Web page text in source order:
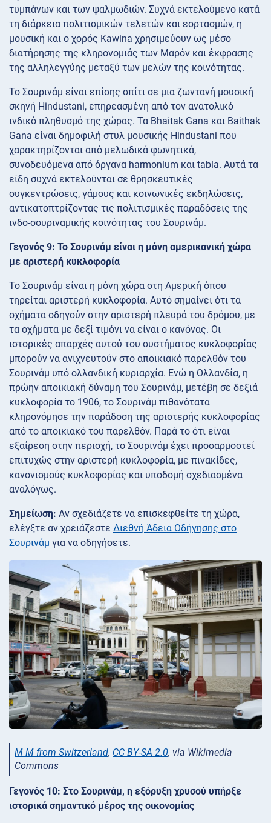
τυμπάνων και των ψαλμωδιών. Συχνά εκτελούμενο κατά
τη διάρκεια πολιτισμικών τελετών και εορτασμών, η
μουσική και ο χορός Kawina χρησιμεύουν ως μέσο
διατήρησης της κληρονομιάς των Μαρόν και έκφρασης
της αλληλεγγύης μεταξύ των μελών της κοινότητας.
Το Σουρινάμ είναι επίσης σπίτι σε μια ζωντανή μουσική
σκηνή Hindustani, επηρεασμένη από τον ανατολικό
ινδικό πληθυσμό της χώρας. Τα Bhaitak Gana και Baithak
Gana είναι δημοφιλή στυλ μουσικής Hindustani που
χαρακτηρίζονται από μελωδικά φωνητικά,
συνοδευόμενα από όργανα harmonium και tabla. Αυτά τα
είδη συχνά εκτελούνται σε θρησκευτικές
συγκεντρώσεις, γάμους και κοινωνικές εκδηλώσεις,
αντικατοπτρίζοντας τις πολιτισμικές παραδόσεις της
ινδο-σουριναμικής κοινότητας του Σουρινάμ.
Γεγονός 9: Το Σουρινάμ είναι η μόνη αμερικανική χώρα
με αριστερή κυκλοφορία
Το Σουρινάμ είναι η μόνη χώρα στη Αμερική όπου
τηρείται αριστερή κυκλοφορία. Αυτό σημαίνει ότι τα
οχήματα οδηγούν στην αριστερή πλευρά του δρόμου, με
τα οχήματα με δεξί τιμόνι να είναι ο κανόνας. Οι
ιστορικές απαρχές αυτού του συστήματος κυκλοφορίας
μπορούν να ανιχνευτούν στο αποικιακό παρελθόν του
Σουρινάμ υπό ολλανδική κυριαρχία. Ενώ η Ολλανδία, η
πρώην αποικιακή δύναμη του Σουρινάμ, μετέβη σε δεξιά
κυκλοφορία το 1906, το Σουρινάμ πιθανότατα
κληρονόμησε την παράδοση της αριστερής κυκλοφορίας
από το αποικιακό του παρελθόν. Παρά το ότι είναι
εξαίρεση στην περιοχή, το Σουρινάμ έχει προσαρμοστεί
επιτυχώς στην αριστερή κυκλοφορία, με πινακίδες,
κανονισμούς κυκλοφορίας και υποδομή σχεδιασμένα
αναλόγως.
Σημείωση: Αν σχεδιάζετε να επισκεφθείτε τη χώρα,
ελέγξτε αν χρειάζεστε Διεθνή Άδεια Οδήγησης στο
Σουρινάμ για να οδηγήσετε.
M M from Switzerland, CC BY-SA 2.0, via Wikimedia
Commons
Γεγονός 10: Στο Σουρινάμ, η εξόρυξη χρυσού υπήρξε
ιστορικά σημαντικό μέρος της οικονομίας